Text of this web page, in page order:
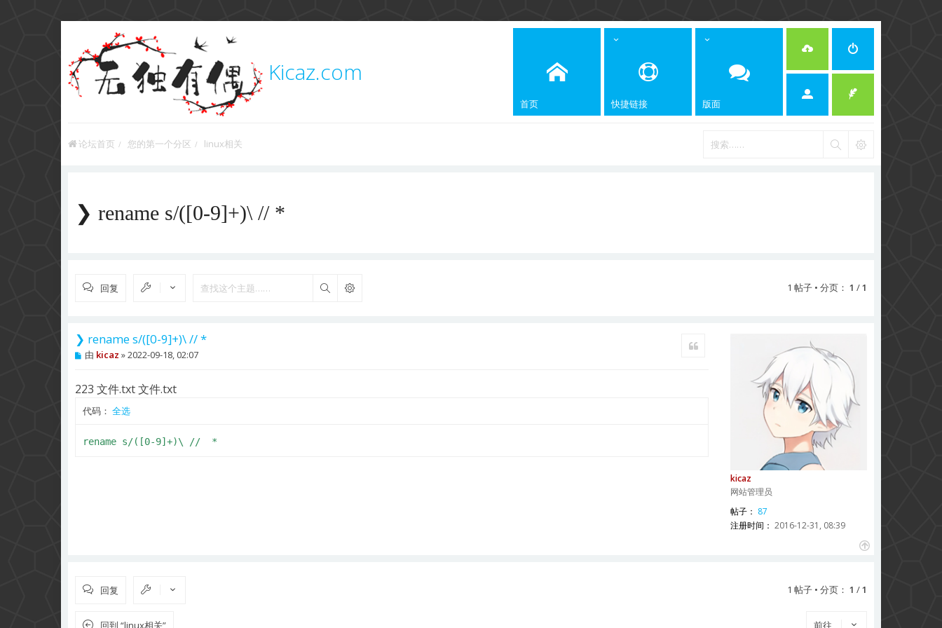
Kicaz.com
首页 快捷链接 版面
论坛首页 您的第一个分区 linux相关
❯ rename s/([0-9]+)\ // *
回复 搜索 1 帖子 • 分页： 1 /1
kicaz
网站管理员
帖子： 87
注册时间： 2016-12-31, 08:39
❯ rename s/([0-9]+)\ // *
帖
由 kicaz »2022-09-18, 02:07
223 文件.txt 文件.txt
代码： 全选
rename s/([0-9]+)\ //  *
回复 1 帖子 • 分页： 1 /1
回到 “linux相关” 前往